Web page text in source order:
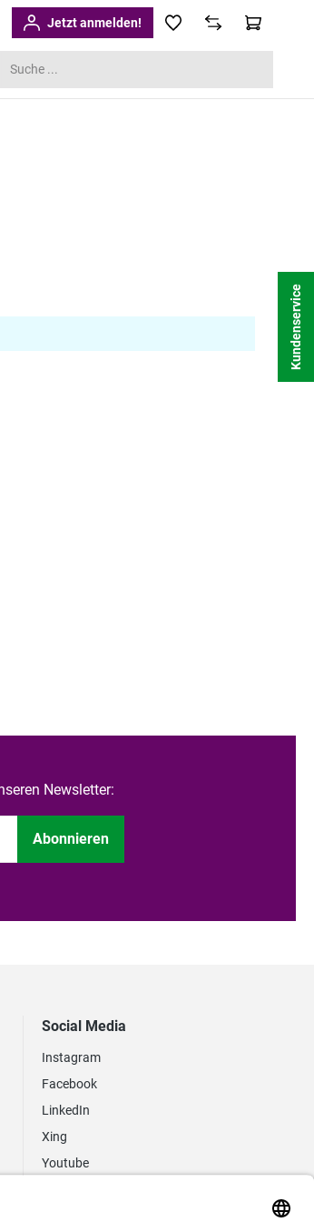
Jetzt anmelden!
Newsletter:
Abonnieren
Social Media
Instagram
Facebook
LinkedIn
Xing
Youtube
Kundenservice